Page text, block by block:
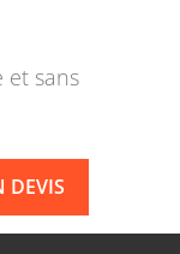
et sans
DEVIS